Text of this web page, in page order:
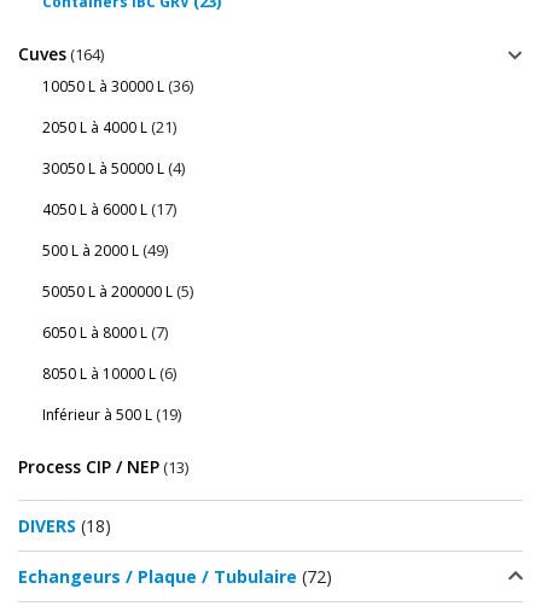
Cuves(164)
10050 L à 30000 L(36)
2050 L à 4000 L(21)
30050 L à 50000 L(4)
4050 L à 6000 L(17)
500 L à 2000 L(49)
50050 L à 200000 L(5)
6050 L à 8000 L(7)
8050 L à 10000 L(6)
Inférieur à 500 L(19)
Process CIP / NEP(13)
DIVERS (18)
Echangeurs / Plaque / Tubulaire (72)